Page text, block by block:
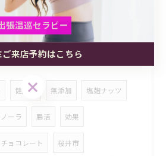
Tags
健康美 無添加 塩麹ナッツ
ーラ 腸活 効果
ョコレート 桜井市
張温巡セラピー
ご来店予約はこちら
張温巡セラピー
ご来店予約はこちら
張温巡セラピー
ご来店予約はこちら